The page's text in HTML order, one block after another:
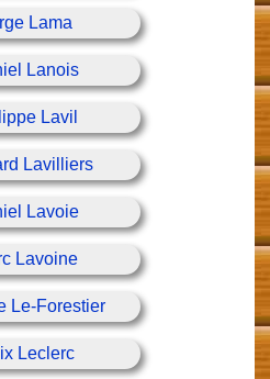
Lama
Lanois
Lavil
Lavilliers
Lavoie
Lavoine
Le-Forestier
Leclerc